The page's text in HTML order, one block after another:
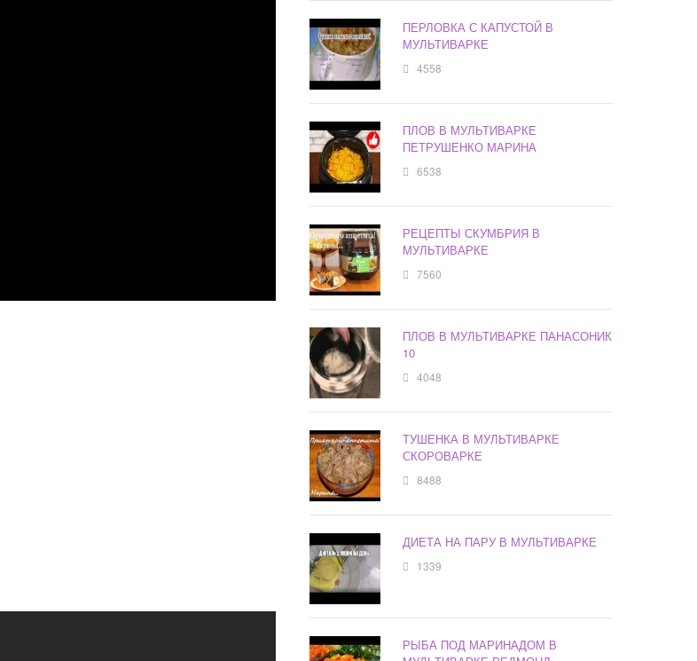
ПЕРЛОВКА С КАПУСТОЙ В
МУЛЬТИВАРКЕ
4558
ПЛОВ В МУЛЬТИВАРКЕ
ПЕТРУШЕНКО МАРИНА
6538
РЕЦЕПТЫ СКУМБРИЯ В
МУЛЬТИВАРКЕ
7560
ПЛОВ В МУЛЬТИВАРКЕ ПАНАСОНИК
10
4048
ТУШЕНКА В МУЛЬТИВАРКЕ
СКОРОВАРКЕ
8488
ДИЕТА НА ПАРУ В МУЛЬТИВАРКЕ
1339
РЫБА ПОД МАРИНАДОМ В